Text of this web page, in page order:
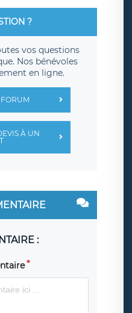
?
vos questions
Nos bénévoles
en ligne.
À UN
: